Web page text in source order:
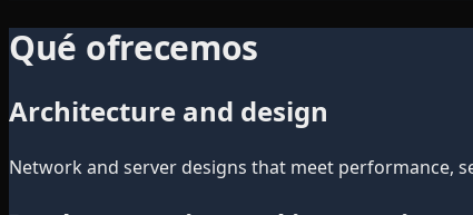
Qué ofrecemos
Architecture and design
Network and server designs that meet performance,